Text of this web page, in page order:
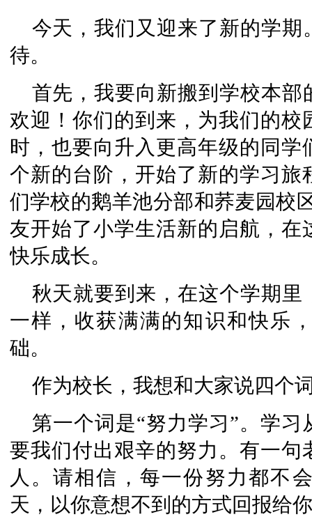
今天，我们又迎来了新的学
待。
首先，我要向新搬到学校本
欢迎！你们的到来，为我们的
时，也要向升入更高年级的同
个新的台阶，开始了新的学习
们学校的鹅羊池分部和荞麦园校
友开始了小学生活新的启航，
快乐成长。
秋天就要到来，在这个学期
一样，收获满满的知识和快乐
础。
作为校长，我想和大家说四个
第一个词是“努力学习”。学
要我们付出艰辛的努力。有一
人。请相信，每一份努力都不
天，以你意想不到的方式回报给